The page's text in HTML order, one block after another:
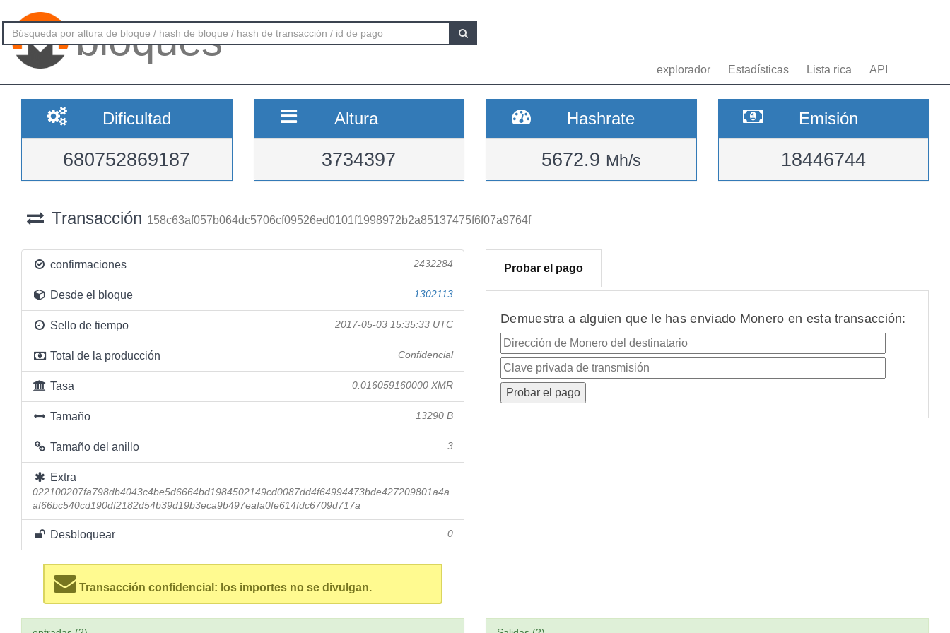
bloques
explorador Estadísticas Lista rica API
Dificultad
680752869187
Altura
3734397
Hashrate
5672.9 Mh/s
Emisión
18446744
Transacción 158c63af057b064dc5706cf09526ed0101f1998972b2a85137475f6f07a9764f
confirmaciones 2432284
Desde el bloque 1302113
Sello de tiempo 2017-05-03 15:35:33 UTC
Total de la producción Confidencial
Tasa 0.016059160000 XMR
Tamaño 13290 B
Tamaño del anillo 3
Extra
022100207fa798db4043c4be5d6664bd1984502149cd0087dd4f64994473bde427209801a4a
af66bc540cd190df2182d54b39d19b3eca9b497eafa0fe614fdc6709d717a
Desbloquear 0
Transacción confidencial: los importes no se divulgan.
Probar el pago
Demuestra a alguien que le has enviado Monero en esta transacción: